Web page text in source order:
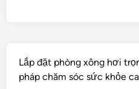
Lắp đặt phòng xông hơi
pháp chăm sóc sức khỏe